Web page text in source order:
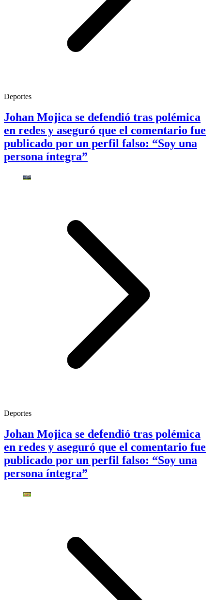
Deportes
Johan Mojica se defendió tras polémica
en redes y aseguró que el comentario fue
publicado por un perfil falso: “Soy una
persona íntegra”
Deportes
Johan Mojica se defendió tras polémica
en redes y aseguró que el comentario fue
publicado por un perfil falso: “Soy una
persona íntegra”